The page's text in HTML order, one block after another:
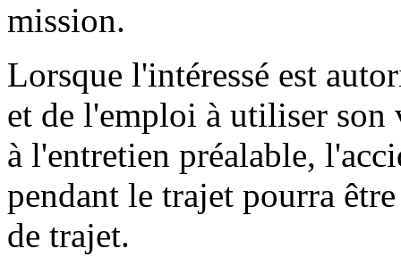
mission.
Lorsque l'intéressé est
et de l'emploi à utiliser son
à l'entretien préalable,
pendant le trajet pourra
de trajet.